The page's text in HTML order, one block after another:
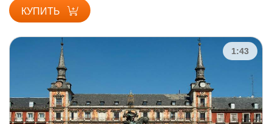
КУПИТЬ
1:43